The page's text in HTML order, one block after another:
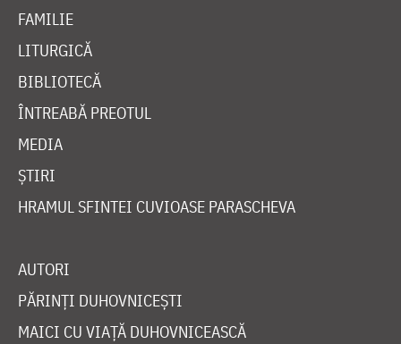
FAMILIE
LITURGICĂ
BIBLIOTECĂ
ÎNTREABĂ PREOTUL
MEDIA
ȘTIRI
HRAMUL SFINTEI CUVIOASE PARASCHEVA
AUTORI
PĂRINȚI DUHOVNICEȘTI
MAICI CU VIAȚĂ DUHOVNICEASCĂ